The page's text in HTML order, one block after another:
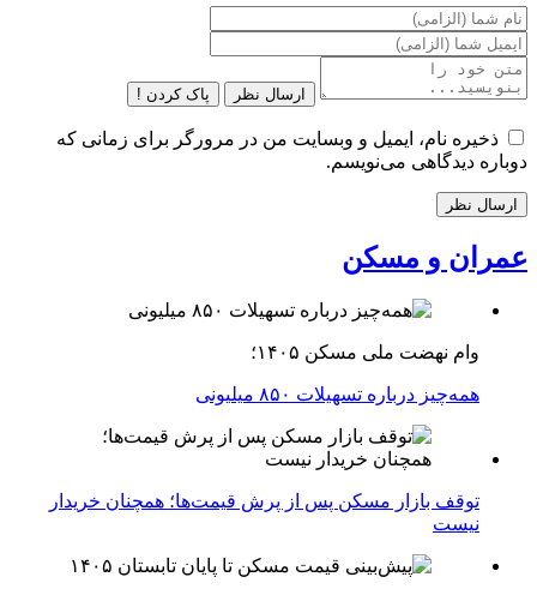
ارسال نظر پاک کردن !
ذخیره نام، ایمیل و وبسایت من در مرورگر برای زمانی که
دوباره دیدگاهی می‌نویسم.
عمران و مسکن
وام نهضت ملی مسکن ۱۴۰۵؛
همه‌چیز درباره تسهیلات ۸۵۰ میلیونی
توقف بازار مسکن پس از پرش قیمت‌ها؛ همچنان خریدار
نیست